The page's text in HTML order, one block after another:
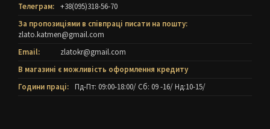
Телеграм: +38(095)318-56-70
За пропозиціями в співпраці писати на пошту:
zlato.katmen@gmail.com
Email:
zlatokr@gmail.com
В магазині є можливість оформлення кредиту
Години праці: Пд-Пт: 09:00-18:00/ Cб: 09 -16/ Нд:10-15/